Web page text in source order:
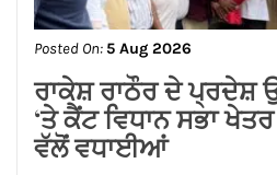
Posted On:6 Aug 2026
बृहस्पति किसको देंगे नई
किसकी बनेगी कार्यक्षेत्र
नई योजना जानिये ज्योतिष
मरवाहा से